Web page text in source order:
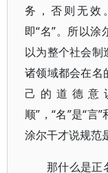
务，否则无效
即“名”。所以
以为整个社会制
诸领域都会在名
己的道德意
顺”，“名”是“言
涂尔干才说规范
那什么是正